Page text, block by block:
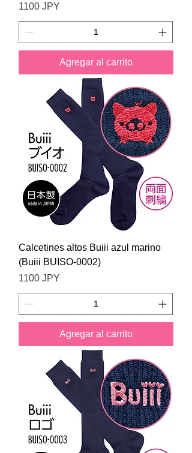
Precio
1100 JPY
Agregar al carrito
Calcetines altos Buiii azul marino
(Buiii BUISO-0002)
Precio
1100 JPY
Agregar al carrito